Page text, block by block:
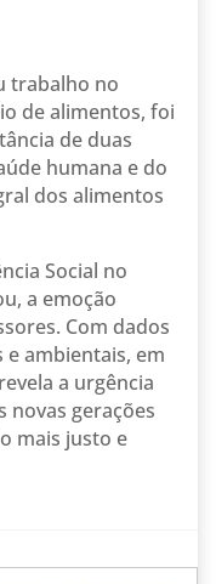
trabalho no
de alimentos, foi
de duas
humana e do
dos alimentos
Social no
a emoção
Com dados
e ambientais, em
a urgência
novas gerações
mais justo e